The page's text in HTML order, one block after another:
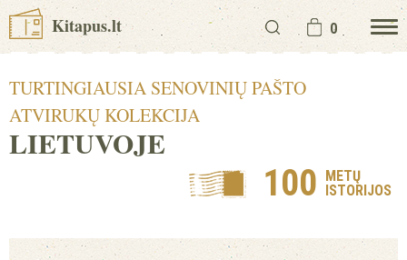
Kitapus.lt 0
TURTINGIAUSIA SENOVINIŲ PAŠTO
ATVIRUKŲ KOLEKCIJA
LIETUVOJE
100 METŲ
ISTORIJOS